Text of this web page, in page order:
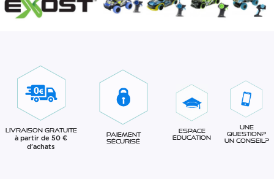
Livraison gratuite
à partir de 50 €
d'achats
Paiement
sécurisé
Espace
éducation
Une
question?
Un conseil?